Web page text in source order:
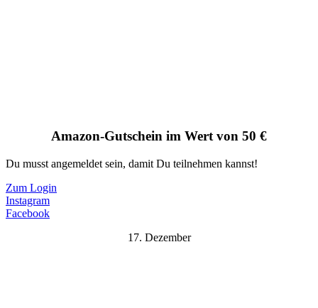
Amazon-Gutschein im Wert von 50 €
Du musst angemeldet sein, damit Du teilnehmen kannst!
Zum Login
Instagram
Facebook
17. Dezember